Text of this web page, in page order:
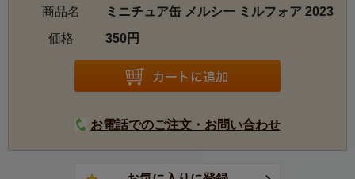
商品名
ミニチュア缶 メルシー ミルフォア 2023
価格
350円
お電話でのご注文・お問い合わせ